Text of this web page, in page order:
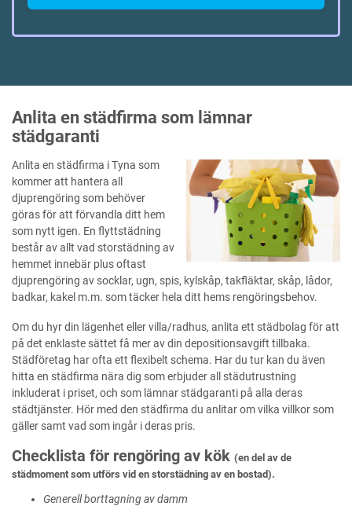
Anlita en städfirma som lämnar
städgaranti
Anlita en städfirma i Tyna som
kommer att hantera all
djuprengöring som behöver
göras för att förvandla ditt hem
som nytt igen. En flyttstädning
består av allt vad storstädning av
hemmet innebär plus oftast
djuprengöring av socklar, ugn, spis, kylskåp, takfläktar, skåp, lådor,
badkar, kakel m.m. som täcker hela ditt hems rengöringsbehov.
Om du hyr din lägenhet eller villa/radhus, anlita ett städbolag för att
på det enklaste sättet få mer av din depositionsavgift tillbaka.
Städföretag har ofta ett flexibelt schema. Har du tur kan du även
hitta en städfirma nära dig som erbjuder all städutrustning
inkluderat i priset, och som lämnar städgaranti på alla deras
städtjänster. Hör med den städfirma du anlitar om vilka villkor som
gäller samt vad som ingår i deras pris.
Checklista för rengöring av kök (en del av de
städmoment som utförs vid en storstädning av en bostad).
Generell borttagning av damm